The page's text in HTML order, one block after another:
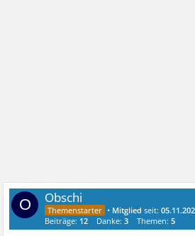
O Obschi
• Mitglied seit:
Beiträge: 12 Danke:3 Themen:5